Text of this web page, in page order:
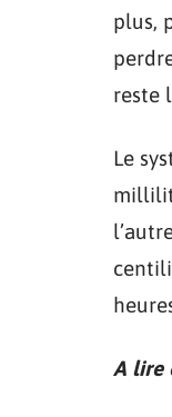
plus,
reste
Le
A lire